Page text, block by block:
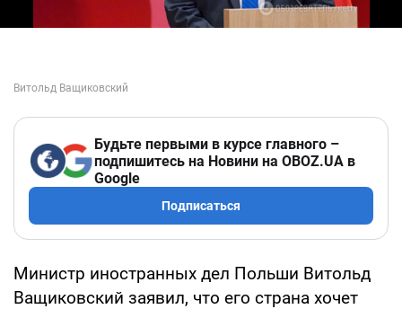
Будьте первыми в курсе главного –
подпишитесь на Новини на OBOZ.UA в
Google
Подписаться
Министр иностранных дел Польши Витольд
Ващиковский заявил, что его страна хочет